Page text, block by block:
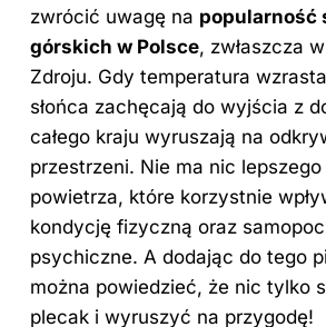
zwrócić uwagę na popularność
górskich w Polsce, zwłaszcza
Zdroju. Gdy temperatura
słońca zachęcają do wyjścia z
całego kraju wyruszają na
przestrzeni. Nie ma nic
powietrza, które korzystnie
kondycję fizyczną oraz
psychiczne. A dodając do tego
można powiedzieć, że nic tylko
plecak i wyruszyć na przygodę!